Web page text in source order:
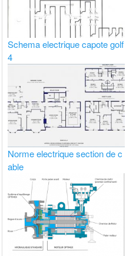
Schema electrique capote golf
4
Norme electrique section de c
able